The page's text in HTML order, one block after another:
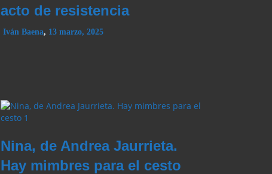
acto de resistencia
Iván Baena, 13 marzo, 2025
Nina, de Andrea Jaurrieta.
Hay mimbres para el cesto